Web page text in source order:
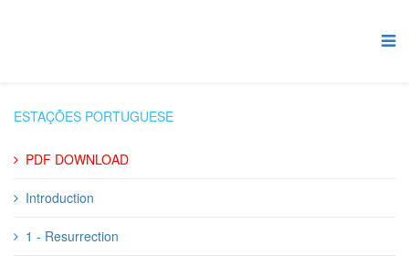
ESTAÇÕES PORTUGUESE
PDF DOWNLOAD
Introduction
1 - Resurrection